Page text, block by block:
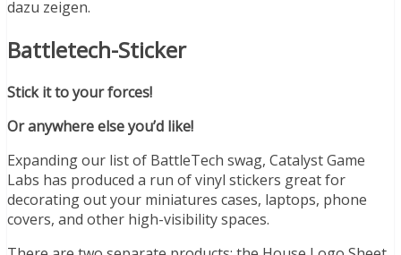
dazu zeigen.
Battletech-Sticker
Stick it to your forces!
Or anywhere else you’d like!
Expanding our list of BattleTech swag, Catalyst Game
Labs has produced a run of vinyl stickers great for
decorating out your miniatures cases, laptops, phone
covers, and other high-visibility spaces.